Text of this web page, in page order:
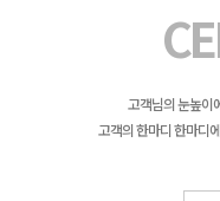
고객님의 눈높이
고객의 한마디 한마디